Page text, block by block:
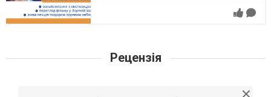
Рецензія